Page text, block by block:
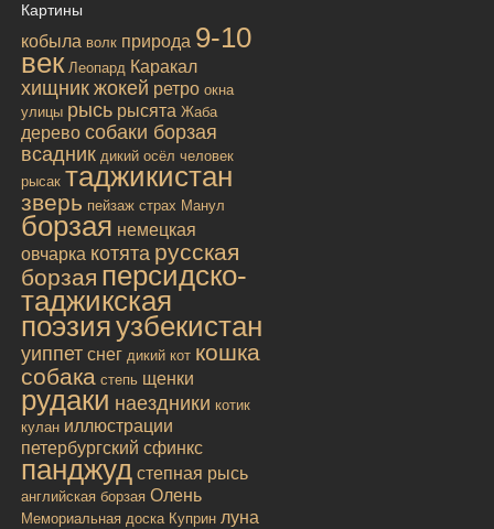
Картины
кобыла волк природа 9-10
век Леопард Каракал
хищник жокей ретро окна
улицы рысь рысята Жаба
дерево собаки борзая
всадник дикий осёл человек
рысак таджикистан
зверь пейзаж страх Манул
борзая немецкая
овчарка котята русская
борзая персидско-
таджикская
поэзияузбекистан
уиппет снег дикий кот кошка
собака степь щенки
рудаки наездники котик
кулан иллюстрации
петербургский сфинкс
панджуд степная рысь
английская борзая Олень
Мемориальная доска Куприн луна